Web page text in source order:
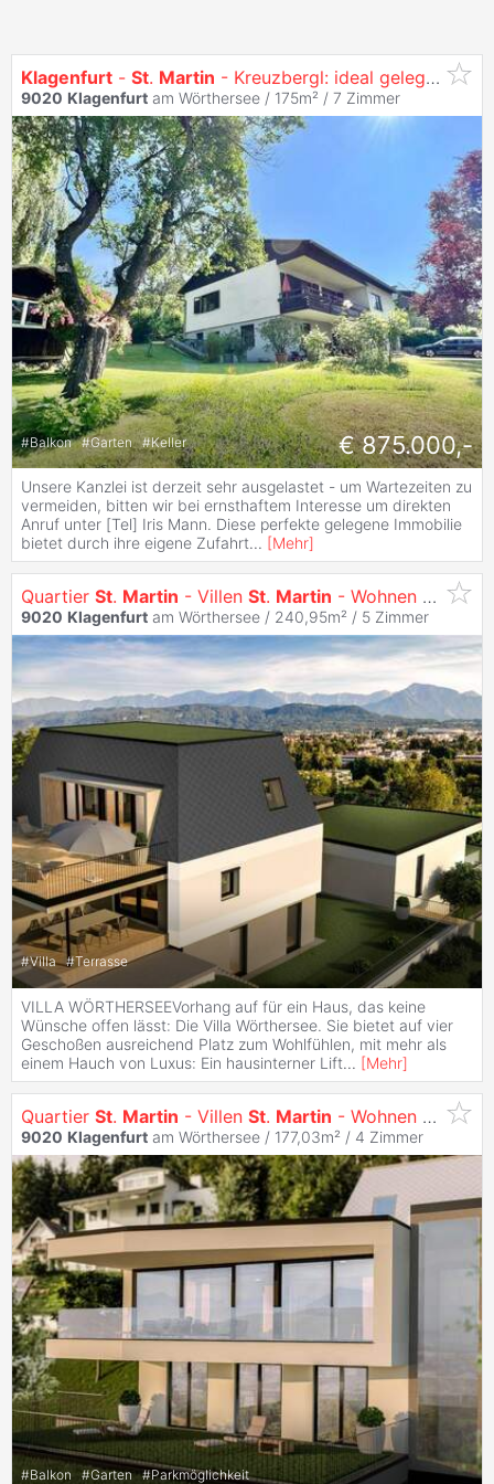
Klagenfurt - St. Martin - Kreuzbergl: ideal gelegen Immobilie mit TOP POTENTIAL
9020 Klagenfurt am Wörthersee / 175m² / 7 Zimmer
#Balkon #Garten #Keller € 875.000,-
Unsere Kanzlei ist derzeit sehr ausgelastet - um Wartezeiten zu
vermeiden, bitten wir bei ernsthaftem Interesse um direkten
Anruf unter [Tel] Iris Mann. Diese perfekte gelegene Immobilie
bietet durch ihre eigene Zufahrt... [Mehr]
Quartier St. Martin - Villen St. Martin - Wohnen mit Ausblick
9020 Klagenfurt am Wörthersee / 240,95m² / 5 Zimmer
#Villa #Terrasse
VILLA WÖRTHERSEEVorhang auf für ein Haus, das keine
Wünsche offen lässt: Die Villa Wörthersee. Sie bietet auf vier
Geschoßen ausreichend Platz zum Wohlfühlen, mit mehr als
einem Hauch von Luxus: Ein hausinterner Lift... [Mehr]
Quartier St. Martin - Villen St. Martin - Wohnen mit Ausblick
9020 Klagenfurt am Wörthersee / 177,03m² / 4 Zimmer
#Balkon #Garten #Parkmöglichkeit